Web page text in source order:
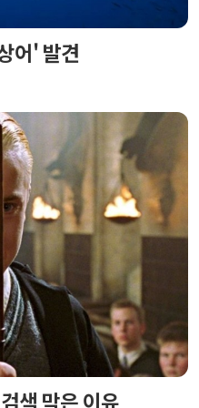
어' 발견
색 막은 이유